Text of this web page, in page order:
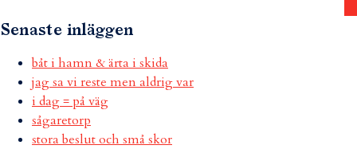
Senaste inläggen
båt i hamn & ärta i skida
jag sa vi reste men aldrig var
i dag = på väg
sågaretorp
stora beslut och små skor